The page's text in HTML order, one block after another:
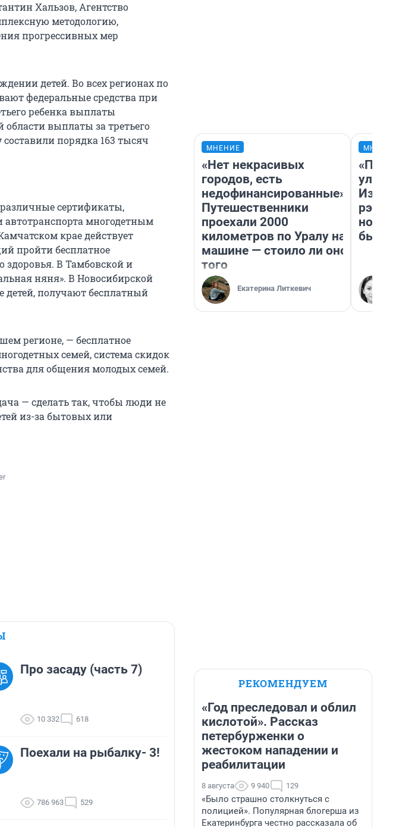
Хальзов, Агентство
методологию,
прогрессивных мер
детей. Во всех регионах по
федеральные средства при
ребенка выплаты
выплаты за третьего
составили порядка 163 тысяч
сертификаты,
многодетным
крае действует
пройти бесплатное
здоровья. В Тамбовской и
няня». В Новосибирской
детей, получают бесплатный
регионе, — бесплатное
семей, система скидок
для общения молодых семей.
— сделать так, чтобы люди не
из-за бытовых или
Про засаду (часть 7)
10 332 618
Поехали на рыбалку- 3!
786 963 529
МНЕНИЕ
«Нет некрасивых
городов, есть
недофинансированные».
Путешественники
проехали 2000
километров по Уралу на
машине — стоило ли оно
того
Екатерина Литкевич
было
РЕКОМЕНДУЕМ
«Год преследовал и облил
кислотой». Рассказ
петербурженки о
жестоком нападении и
реабилитации
8 августа 9 940 129
«Было страшно столкнуться с
полицией». Популярная блогерша из
Екатеринбурга честно рассказала об